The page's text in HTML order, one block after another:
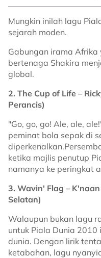
Mungkin inilah lagu
sejarah moden.
Gabungan irama
bertenaga Shakira
global.
2. The Cup of Life –
Perancis)
"Go, go, go! Ale, ale,
peminat bola sepak di
ketika majlis penutup
namanya ke peringkat
3. Wavin' Flag –
Selatan)
Walaupun bukan lagu
untuk Piala Dunia
dunia. Dengan lirik
ketabahan, lagu